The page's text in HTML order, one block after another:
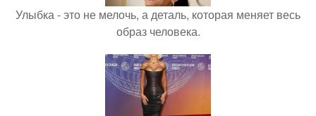
Улыбка - это не мелочь, а деталь, которая меняет весь
образ человека.